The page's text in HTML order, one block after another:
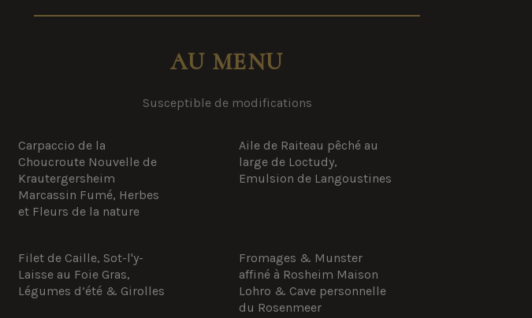
AU MENU
Susceptible de modifications
Carpaccio de la
Choucroute Nouvelle de
Krautergersheim
Marcassin Fumé, Herbes
et Fleurs de la nature
Aile de Raiteau pêché au
large de Loctudy,
Emulsion de Langoustines
Filet de Caille, Sot-l'y-
Laisse au Foie Gras,
Légumes d’été & Girolles
Fromages & Munster
affiné à Rosheim Maison
Lohro & Cave personnelle
du Rosenmeer